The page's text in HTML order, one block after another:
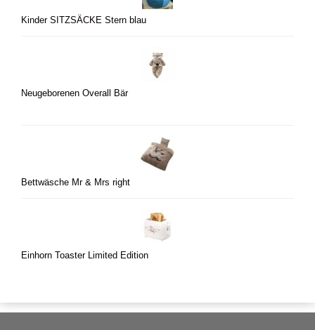
Kinder SITZSÄCKE Stern blau
Neugeborenen Overall Bär
Bettwäsche Mr & Mrs right
Einhorn Toaster Limited Edition